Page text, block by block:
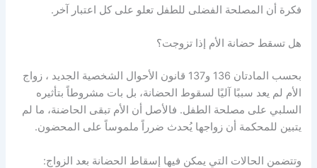
فكرة أن المصلحة الفضلى للطفل تعلو على كل اعتبار آخر.
هل تسقط حضانة الأم إذا تزوجت؟
بحسب المادتان 136 و137 قانون الأحوال الشخصية الجديد ، زواج
الأم لم يعد سببًا آليًا لسقوط الحضانة، بل بات مشروطاً بتأثيره
السلبي على مصلحة الطفل. فالأصل أن الأم تبقى الحاضنة، ما لم
يتبين للمحكمة أن زواجها يُحدث ضرراً ملموساً على المحضون.
وتتضمن الحالات التي يمكن فيها إسقاط الحضانة بعد الزواج: